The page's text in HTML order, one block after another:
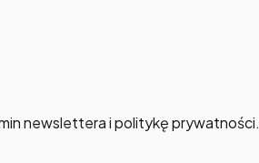
newslettera i politykę prywatności.